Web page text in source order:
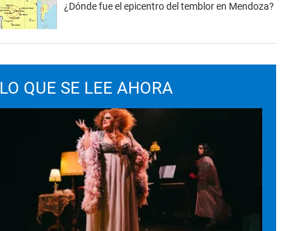
¿Dónde fue el epicentro del temblor en Mendoza?
LO QUE SE LEE AHORA